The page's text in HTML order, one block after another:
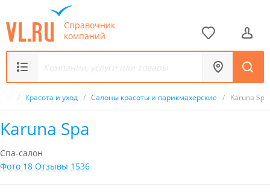
Справочник
компаний
/ Красота и уход / Салоны красоты и парикмахерские / Karuna Spa
Karuna Spa
Спа-салон
Фото 18 Отзывы 1536